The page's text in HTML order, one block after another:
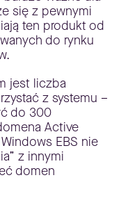
się z pewnymi
ten produkt od
do rynku
jest liczba
z systemu –
do 300
Active
EBS nie
z innymi
domen